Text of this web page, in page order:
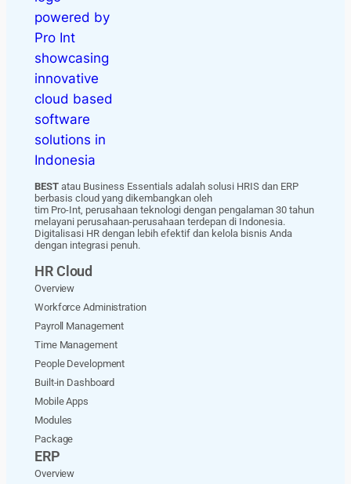
BEST atau Business Essentials adalah solusi HRIS dan ERP
berbasis cloud yang dikembangkan oleh
tim Pro-Int, perusahaan teknologi dengan pengalaman 30 tahun
melayani perusahaan-perusahaan terdepan di Indonesia.
Digitalisasi HR dengan lebih efektif dan kelola bisnis Anda
dengan integrasi penuh.
HR Cloud
Overview
Workforce Administration
Payroll Management
Time Management
People Development
Built-in Dashboard
Mobile Apps
Modules
Package
ERP
Overview